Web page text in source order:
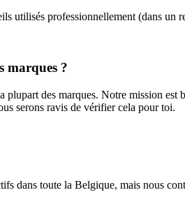
utilisés professionnellement (dans un
marques ?
des marques. Notre mission est
serons ravis de vérifier cela pour toi.
dans toute la Belgique, mais nous